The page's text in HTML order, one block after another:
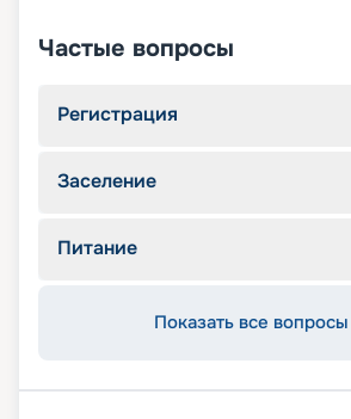
Частые вопросы
Регистрация
Заселение
Питание
Показать все вопросы